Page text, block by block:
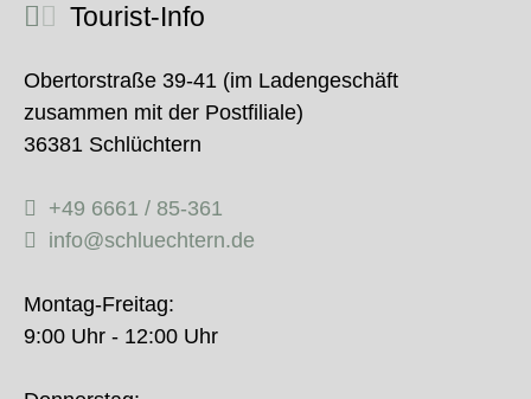
Tourist-Info
Obertorstraße 39-41 (im Ladengeschäft
zusammen mit der Postfiliale)
36381 Schlüchtern
+49 6661 / 85-361
info@schluechtern.de
Montag-Freitag:
9:00 Uhr - 12:00 Uhr